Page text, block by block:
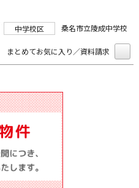
中学校区 桑名市立陵成中学校
まとめてお気に入り／資料請求